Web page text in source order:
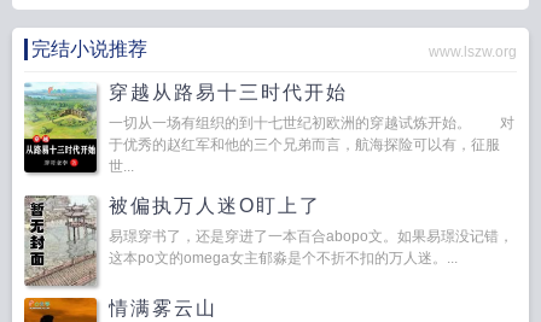
完结小说推荐 www.lszw.org
穿越从路易十三时代开始
一切从一场有组织的到十七世纪初欧洲的穿越试炼开始。 对
于优秀的赵红军和他的三个兄弟而言，航海探险可以有，征服
世...
被偏执万人迷O盯上了
易璟穿书了，还是穿进了一本百合abopo文。如果易璟没记错，
这本po文的omega女主郁淼是个不折不扣的万人迷。...
情满雾云山